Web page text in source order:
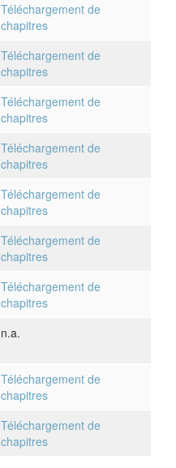
Téléchargement de
chapitres
Téléchargement de
chapitres
Téléchargement de
chapitres
Téléchargement de
chapitres
Téléchargement de
chapitres
Téléchargement de
chapitres
Téléchargement de
chapitres
n.a.
Téléchargement de
chapitres
Téléchargement de
chapitres